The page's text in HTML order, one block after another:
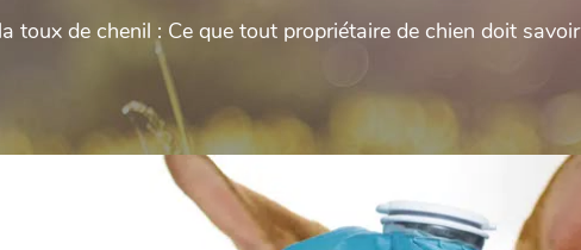
toux de chenil : Ce que tout propriétaire de chien doit savoir